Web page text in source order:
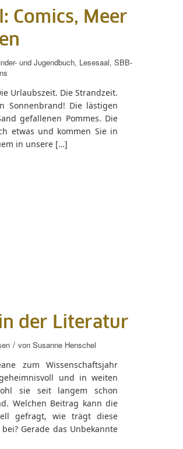
Comics, Meer
und Jugendbuch, Lesesaal, SBB-
Urlaubszeit. Die Strandzeit.
Sonnenbrand! Die lästigen
gefallenen Pommes. Die
etwas und kommen Sie in
in unsere […]
der Literatur
/ von Susanne Henschel
zum Wissenschaftsjahr
und in weiten
sie seit langem schon
Welchen Beitrag kann die
gefragt, wie trägt diese
Gerade das Unbekannte